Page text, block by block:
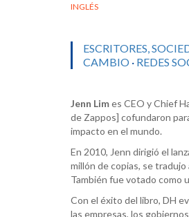
INGLÉS
ESCRITORES,
CAMBIO · REDES
Jenn Limes CEO y Chief
de Zappos] cofundaron
impacto en el mundo.
En 2010, Jenn dirigió el
millón de copias, se tradujo
También fue votado como
Con el éxito del libro, DH
las empresas, los